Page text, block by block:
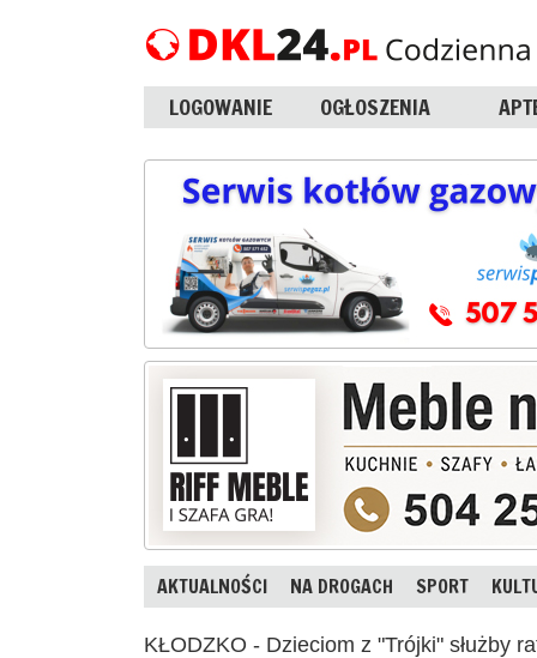
LOGOWANIE OGŁOSZENIA
AKTUALNOŚCI NA DROGACH SPORT
KŁODZKO - Dzieciom z "Trójki" służby